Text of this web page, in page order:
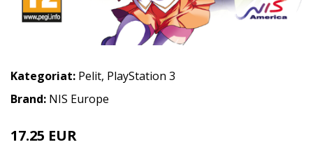
Kategoriat: Pelit, PlayStation 3
Brand: NIS Europe
17.25 EUR